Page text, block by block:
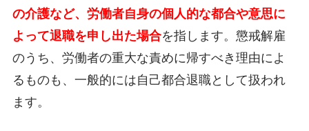
の介護など、労働者自身の個人的な都合や意思に
よって退職を申し出た場合を指します。懲戒解雇
のうち、労働者の重大な責めに帰すべき理由によ
るものも、一般的には自己都合退職として扱われ
ます。